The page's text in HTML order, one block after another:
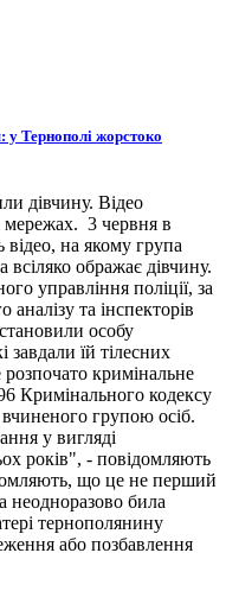
у Тернополі жорстоко
дівчину. Відео
3 червня в
відео, на якому група
всіляко ображає дівчину.
управління поліції, за
та інспекторів
особу
завдали їй тілесних
кримінальне
Кримінального кодексу
вчиненого групою осіб.
у вигляді
років", - повідомляють
що це не перший
неодноразово била
тернополянину
або позбавлення